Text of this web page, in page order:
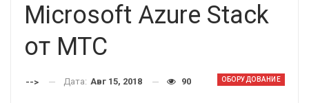
Microsoft Azure Stack
от МТС
ОБОРУДОВАНИЕ
--> Дата: Авг 15, 2018 90